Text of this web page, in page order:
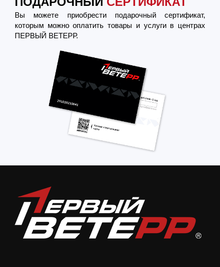
Вы можете приобрести подарочный сертификат,
которым можно оплатить товары и услуги в центрах
ПЕРВЫЙ ВЕТЕРР.